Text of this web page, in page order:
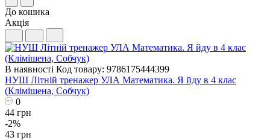
До кошика
Акція
В наявності Код товару: 9786175444399
НУШ Літній тренажер УЛА Математика. Я йду в 4 клас
(Клімішена, Собчук)
0
44 грн
-2%
43 грн